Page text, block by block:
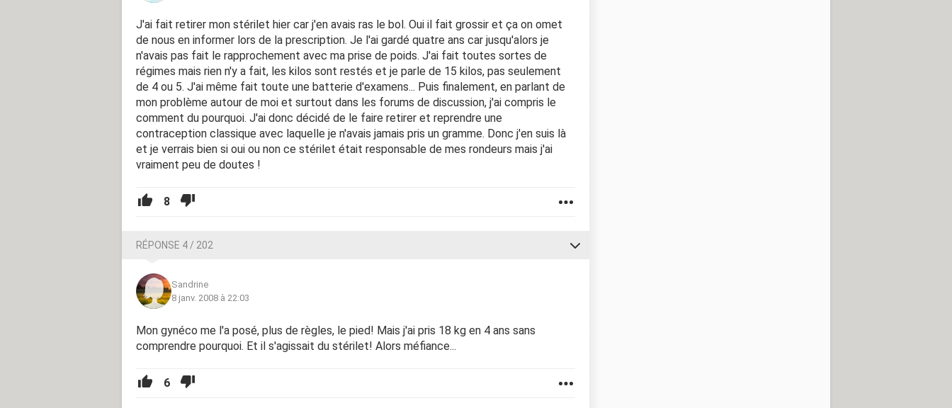
J'ai fait retirer mon stérilet hier car j'en avais ras le bol. Oui il fait grossir et ça on omet
de nous en informer lors de la prescription. Je l'ai gardé quatre ans car jusqu'alors je
n'avais pas fait le rapprochement avec ma prise de poids. J'ai fait toutes sortes de
régimes mais rien n'y a fait, les kilos sont restés et je parle de 15 kilos, pas seulement
de 4 ou 5. J'ai même fait toute une batterie d'examens... Puis finalement, en parlant de
mon problème autour de moi et surtout dans les forums de discussion, j'ai compris le
comment du pourquoi. J'ai donc décidé de le faire retirer et reprendre une
contraception classique avec laquelle je n'avais jamais pris un gramme. Donc j'en suis là
et je verrais bien si oui ou non ce stérilet était responsable de mes rondeurs mais j'ai
vraiment peu de doutes !
8
RÉPONSE 4 / 202
Sandrine
8 janv. 2008 à 22:03
Mon gynéco me l'a posé, plus de règles, le pied! Mais j'ai pris 18 kg en 4 ans sans
comprendre pourquoi. Et il s'agissait du stérilet! Alors méfiance...
6